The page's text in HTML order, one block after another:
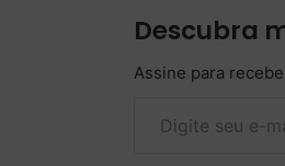
Descubra
Assine para